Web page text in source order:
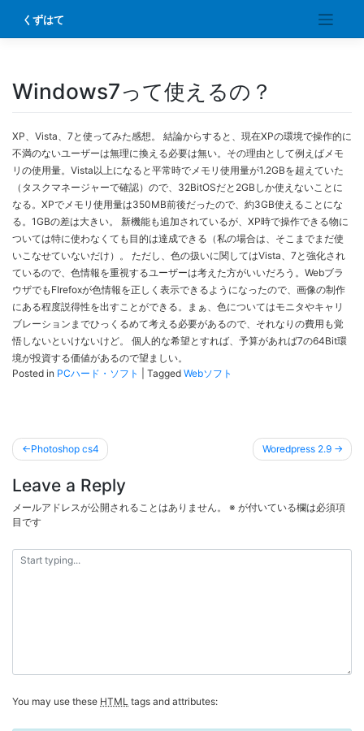
content
くずはて
Windows7って使えるの？
XP、Vista、7と使ってみた感想。 結論からすると、現在XPの環境で操作的に
不満のないユーザーは無理に換える必要は無い。その理由として例えばメモ
リの使用量。Vista以上になると平常時でメモリ使用量が1.2GBを超えていた
（タスクマネージャーで確認）ので、32BitOSだと2GBしか使えないことに
なる。XPでメモリ使用量は350MB前後だったので、約3GB使えることにな
る。1GBの差は大きい。 新機能も追加されているが、XP時で操作できる物に
ついては特に使わなくても目的は達成できる（私の場合は、そこまでまだ使
いこなせていないだけ）。 ただし、色の扱いに関してはVista、7と強化され
ているので、色情報を重視するユーザーは考えた方がいいだろう。Webブラ
ウザでもFIrefoxが色情報を正しく表示できるようになったので、画像の制作
にある程度説得性を出すことができる。まぁ、色についてはモニタやキャリ
ブレーションまでひっくるめて考える必要があるので、それなりの費用も覚
悟しないといけないけど。 個人的な希望とすれば、予算があれば7の64Bit環
境が投資する価値があるので望ましい。
Posted in PCハード・ソフト Tagged Webソフト
投
稿
ナ
ビ
ゲ
ー
シ
Photoshop cs4 Woredpress 2.9
Leave a Reply
メールアドレスが公開されることはありません。 ※ が付いている欄は必須項
目です
You may use these HTML tags and attributes: